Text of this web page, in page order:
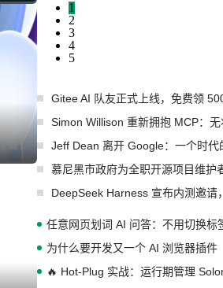
成
1
2
3
4
5
Gitee AI 队友正式上线，免费领
Simon Willison 重新拥抱 MCP：
Jeff Dean 离开 Google：一个时
慕尼黑市政府为全职开源项目维护
DeepSeek Harness 宣布内测邀请
任意网页划词 AI 问答：不用切换标
为什么要开发又一个 AI 浏览器插件
🔥 Hot-Plug 实战：运行期管理